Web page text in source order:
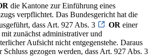
die Kantone zur Einführung eines
verpflichtet. Das Bundesgericht hat die
dass Art. 927 Abs. 3
OR einer
zunächst administrativer und
Aufsicht nicht entgegenstehe. Daraus
Schluss gezogen werden, dass Art. 927 Abs. 3